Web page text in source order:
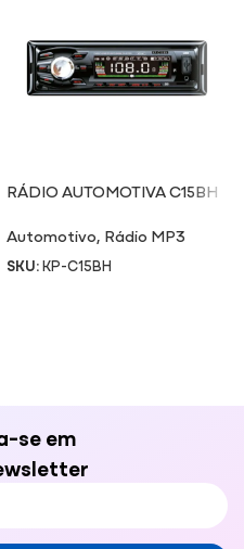
RÁDIO AUTOMOTIVA C15BH
Automotivo, Rádio MP3
SKU:KP-C15BH
se em